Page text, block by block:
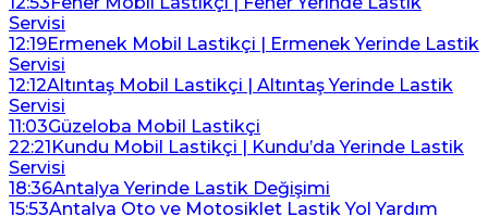
Servisi
12:19Ermenek Mobil Lastikçi | Ermenek Yerinde Lastik
Servisi
12:12Altıntaş Mobil Lastikçi | Altıntaş Yerinde Lastik
Servisi
11:03Güzeloba Mobil Lastikçi
22:21Kundu Mobil Lastikçi | Kundu’da Yerinde Lastik
Servisi
18:36Antalya Yerinde Lastik Değişimi
15:53Antalya Oto ve Motosiklet Lastik Yol Yardım